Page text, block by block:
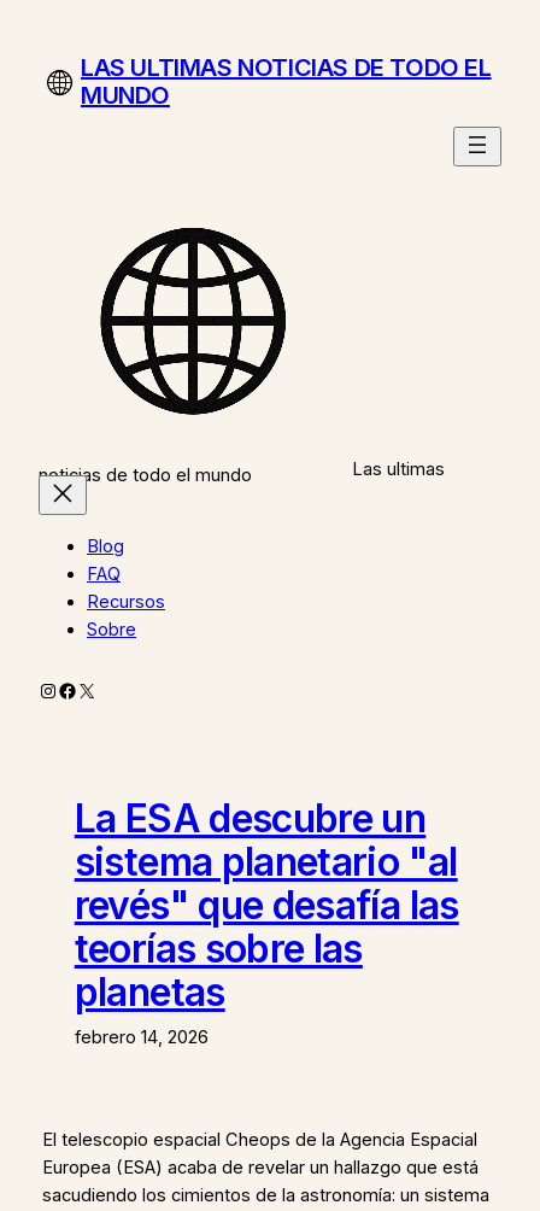
contenidoLAS ULTIMAS NOTICIAS DE TODO EL
MUNDO
Las ultimas
noticias de todo el mundo
Blog
FAQ
Recursos
Sobre
Instagram
Facebook
X
La ESA descubre un
sistema planetario "al
revés" que desafía las
teorías sobre las
planetas
febrero 14, 2026
El telescopio espacial Cheops de la Agencia Espacial
Europea (ESA) acaba de revelar un hallazgo que está
sacudiendo los cimientos de la astronomía: un sistema